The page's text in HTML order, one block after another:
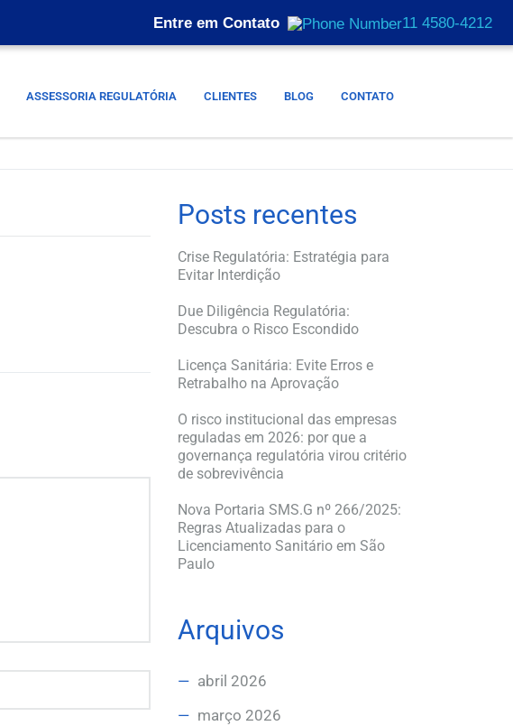
Entre em Contato 11 4580-4212
ASSESSORIA REGULATÓRIA CLIENTES BLOG CONTATO
Posts recentes
Crise Regulatória: Estratégia para
Evitar Interdição
Due Diligência Regulatória:
Descubra o Risco Escondido
Licença Sanitária: Evite Erros e
Retrabalho na Aprovação
O risco institucional das empresas
reguladas em 2026: por que a
governança regulatória virou critério
de sobrevivência
Nova Portaria SMS.G nº 266/2025:
Regras Atualizadas para o
Licenciamento Sanitário em São
Paulo
Arquivos
abril 2026
março 2026